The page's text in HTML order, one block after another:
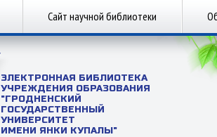
Сайт научной библиотеки
ЭЛЕКТРОННАЯ БИБЛИОТЕКА
УЧРЕЖДЕНИЯ ОБРАЗОВАНИЯ
"ГРОДНЕНСКИЙ
ГОСУДАРСТВЕННЫЙ
УНИВЕРСИТЕТ
ИМЕНИ ЯНКИ КУПАЛЫ"